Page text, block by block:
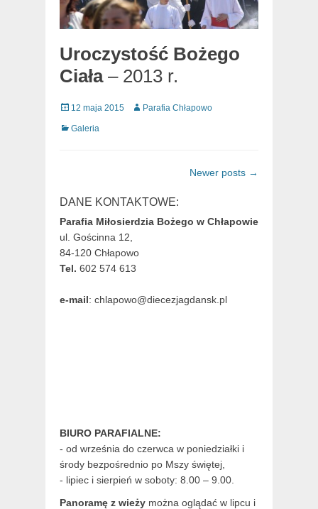
Uroczystość Bożego
Ciała– 2013 r.
Posted
12 maja 2015 Author
Parafia Chłapowo
Categories
Galeria
Newer posts →
DANE KONTAKTOWE:
Parafia Miłosierdzia Bożego w Chłapowie
ul. Gościnna 12,
84-120 Chłapowo
Tel. 602 574 613
e-mail: chlapowo@diecezjagdansk.pl
BIURO PARAFIALNE:
- od września do czerwca w poniedziałki i
środy bezpośrednio po Mszy świętej,
- lipiec i sierpień w soboty: 8.00 – 9.00.
Panoramę z wieży można oglądać w lipcu i